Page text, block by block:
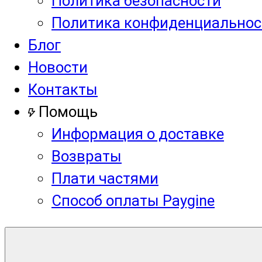
Политика
Блог
Новости
Контакты
Помощь
Информация о доставке
Возвраты
Плати частями
Способ оплаты Paygine